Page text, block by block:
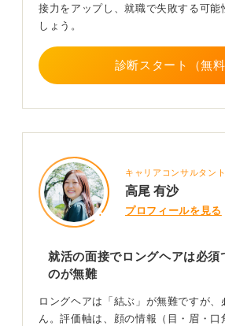
0
接力をアップし、就職で失敗する可能
しょう。
診断スタート（無料
キャリアコンサルタント
高尾 有沙
プロフィールを見る
就活の面接でロングヘアは必須
のが無難
ロングヘアは「結ぶ」が無難ですが
ん。評価軸は、顔の情報（目・眉・口